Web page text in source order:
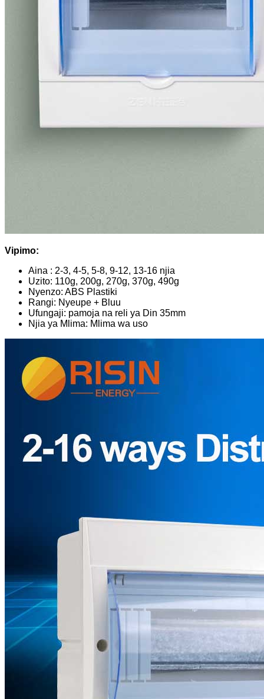
Vipimo:
Aina : 2-3, 4-5, 5-8, 9-12, 13-16 njia
Uzito: 110g, 200g, 270g, 370g, 490g
Nyenzo: ABS Plastiki
Rangi: Nyeupe + Bluu
Ufungaji: pamoja na reli ya Din 35mm
Njia ya Mlima: Mlima wa uso